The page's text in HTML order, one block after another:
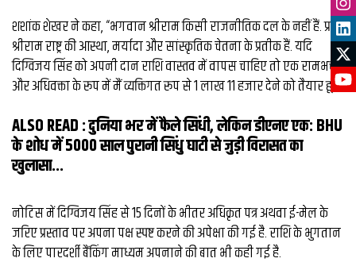
शशांक शेखर ने कहा, “भगवान श्रीराम किसी राजनीतिक दल के नहीं हैं. प्रभु
श्रीराम राष्ट्र की आस्था, मर्यादा और सांस्कृतिक चेतना के प्रतीक हैं. यदि
दिग्विजय सिंह को अपनी दान राशि वास्तव में वापस चाहिए तो एक रामभक्त
और अधिवक्ता के रूप में मैं व्यक्तिगत रूप से ₹1 लाख 11 हजार देने को तैयार हूं.”
ALSO READ :दुनिया भर में फैले सिंधी, लेकिन डीएनए एक: BHU
के शोध में 5000 साल पुरानी सिंधु घाटी से जुड़ी विरासत का
खुलासा...
नोटिस में दिग्विजय सिंह से 15 दिनों के भीतर अधिकृत पत्र अथवा ई-मेल के
जरिए प्रस्ताव पर अपना पक्ष स्पष्ट करने की अपेक्षा की गई है. राशि के भुगतान
के लिए पारदर्शी बैंकिंग माध्यम अपनाने की बात भी कही गई है.